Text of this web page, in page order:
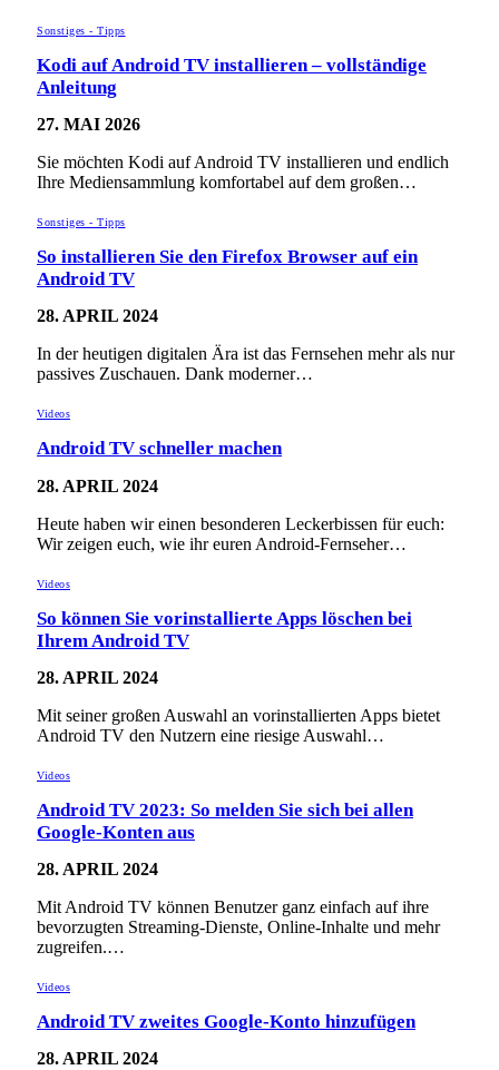
Sonstiges - Tipps
Kodi auf Android TV installieren – vollständige
Anleitung
27. MAI 2026
Sie möchten Kodi auf Android TV installieren und endlich
Ihre Mediensammlung komfortabel auf dem großen…
Sonstiges - Tipps
So installieren Sie den Firefox Browser auf ein
Android TV
28. APRIL 2024
In der heutigen digitalen Ära ist das Fernsehen mehr als nur
passives Zuschauen. Dank moderner…
Videos
Android TV schneller machen
28. APRIL 2024
Heute haben wir einen besonderen Leckerbissen für euch:
Wir zeigen euch, wie ihr euren Android-Fernseher…
Videos
So können Sie vorinstallierte Apps löschen bei
Ihrem Android TV
28. APRIL 2024
Mit seiner großen Auswahl an vorinstallierten Apps bietet
Android TV den Nutzern eine riesige Auswahl…
Videos
Android TV 2023: So melden Sie sich bei allen
Google-Konten aus
28. APRIL 2024
Mit Android TV können Benutzer ganz einfach auf ihre
bevorzugten Streaming-Dienste, Online-Inhalte und mehr
zugreifen.…
Videos
Android TV zweites Google-Konto hinzufügen
28. APRIL 2024